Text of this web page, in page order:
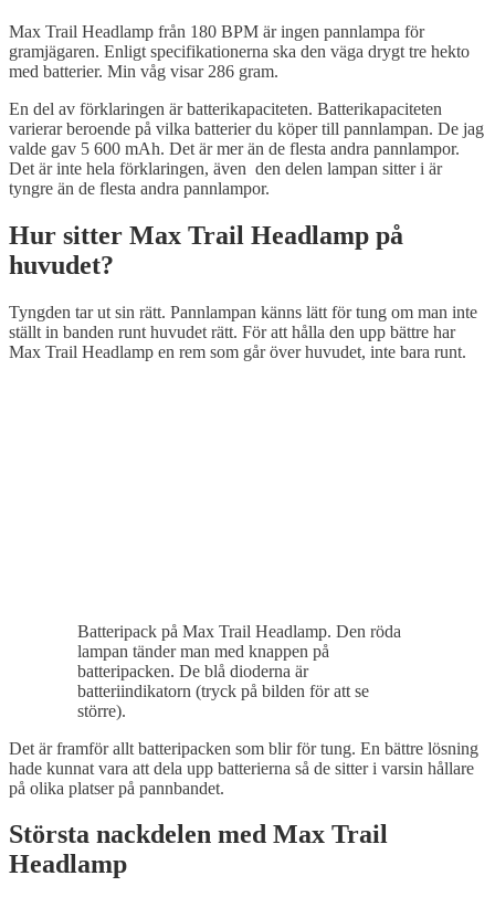
Max Trail Headlamp från 180 BPM är ingen pannlampa för
gramjägaren. Enligt specifikationerna ska den väga drygt tre hekto
med batterier. Min våg visar 286 gram.
En del av förklaringen är batterikapaciteten. Batterikapaciteten
varierar beroende på vilka batterier du köper till pannlampan. De jag
valde gav 5 600 mAh. Det är mer än de flesta andra pannlampor.
Det är inte hela förklaringen, även den delen lampan sitter i är
tyngre än de flesta andra pannlampor.
Hur sitter Max Trail Headlamp på
huvudet?
Tyngden tar ut sin rätt. Pannlampan känns lätt för tung om man inte
ställt in banden runt huvudet rätt. För att hålla den upp bättre har
Max Trail Headlamp en rem som går över huvudet, inte bara runt.
Batteripack på Max Trail Headlamp. Den röda
lampan tänder man med knappen på
batteripacken. De blå dioderna är
batteriindikatorn (tryck på bilden för att se
större).
Det är framför allt batteripacken som blir för tung. En bättre lösning
hade kunnat vara att dela upp batterierna så de sitter i varsin hållare
på olika platser på pannbandet.
Största nackdelen med Max Trail
Headlamp